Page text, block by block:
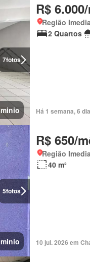
7fotos
R$
Região
2 Quartos
Há 1 semana, 6
5fotos
R$ 650/
Região
40 m²
10 jul. 2026 em